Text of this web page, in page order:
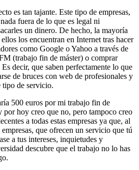
es tan tajante. Este tipo de empresas,
fuera de lo que es legal ni
un dinero. De hecho, la mayoría
los encuentran en Internet tras hacer
como Google o Yahoo a través de
(trabajo fin de máster) o comprar
decir, que saben perfectamente lo que
de bruces con web de profesionales y
tipo de servicio.
500 euros por mi trabajo fin de
por hoy creo que no, pero tampoco creo
a todas estas empresas ya que, al
que ofrecen un servicio que tú
a tus intereses, inquietudes y
descubre que el trabajo no lo has